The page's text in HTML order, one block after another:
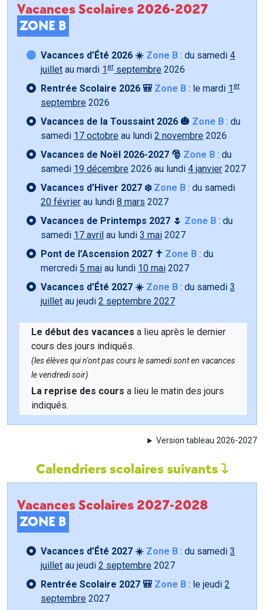
Vacances Scolaires 2026-2027
ZONE B
Vacances d’Été 2026 ☀️ Zone B : du samedi 4
juillet au mardi 1 er septembre 2026
Rentrée Scolaire 2026 🎒 Zone B : le mardi 1 er
septembre 2026
Vacances de la Toussaint 2026 🎃 Zone B : du
samedi 17 octobre au lundi 2 novembre 2026
Vacances de Noël 2026-2027 🎅 Zone B : du
samedi 19 décembre 2026 au lundi 4 janvier 2027
Vacances d’Hiver 2027 ❄️ Zone B : du samedi
20 février au lundi 8 mars 2027
Vacances de Printemps 2027 🌷 Zone B : du
samedi 17 avril au lundi 3 mai 2027
Pont de l’Ascension 2027 ✝️ Zone B : du
mercredi 5 mai au lundi 10 mai 2027
Vacances d’Été 2027 ☀️ Zone B : du samedi 3
juillet au jeudi 2 septembre 2027
Le début des vacances a lieu après le dernier
cours des jours indiqués.
(les élèves qui n'ont pas cours le samedi sont en vacances
le vendredi soir)
La reprise des cours a lieu le matin des jours
indiqués.
Version tableau 2026-2027
Calendriers scolaires suivants
Vacances Scolaires 2027-2028
ZONE B
Vacances d’Été 2027 ☀️ Zone B : du samedi 3
juillet au jeudi 2 septembre 2027
Rentrée Scolaire 2027 🎒 Zone B : le jeudi 2
septembre 2027